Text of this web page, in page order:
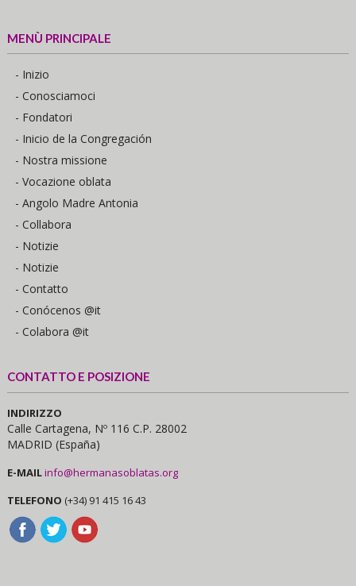
MENÙ PRINCIPALE
- Inizio
- Conosciamoci
- Fondatori
- Inicio de la Congregación
- Nostra missione
- Vocazione oblata
- Angolo Madre Antonia
- Collabora
- Notizie
- Notizie
- Contatto
- Conócenos @it
- Colabora @it
CONTATTO E POSIZIONE
INDIRIZZO
Calle Cartagena, Nº 116 C.P. 28002
MADRID (España)
E-MAILinfo@hermanasoblatas.org
TELEFONO (+34) 91 415 16 43